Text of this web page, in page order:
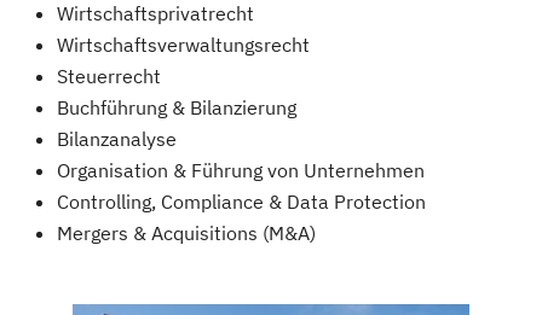
Wirtschaftsprivatrecht
Wirtschaftsverwaltungsrecht
Steuerrecht
Buchführung & Bilanzierung
Bilanzanalyse
Organisation & Führung von Unternehmen
Controlling, Compliance & Data Protection
Mergers & Acquisitions (M&A)